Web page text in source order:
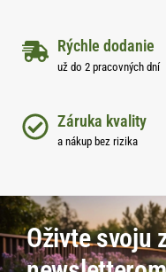
Rýchle dodanie
už do 2 pracovných dní
Záruka kvality
a nákup bez rizika
Oživte svoju